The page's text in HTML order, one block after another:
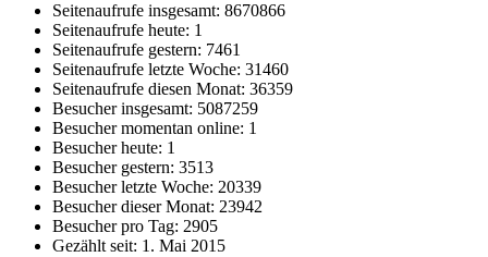
Seitenaufrufe insgesamt: 8670866
Seitenaufrufe heute: 1
Seitenaufrufe gestern: 7461
Seitenaufrufe letzte Woche: 31460
Seitenaufrufe diesen Monat: 36359
Besucher insgesamt: 5087259
Besucher momentan online: 1
Besucher heute: 1
Besucher gestern: 3513
Besucher letzte Woche: 20339
Besucher dieser Monat: 23942
Besucher pro Tag: 2905
Gezählt seit: 1. Mai 2015